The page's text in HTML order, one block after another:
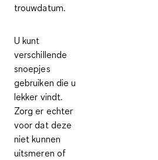
trouwdatum.
U kunt
verschillende
snoepjes
gebruiken die u
lekker vindt.
Zorg er echter
voor dat deze
niet kunnen
uitsmeren of